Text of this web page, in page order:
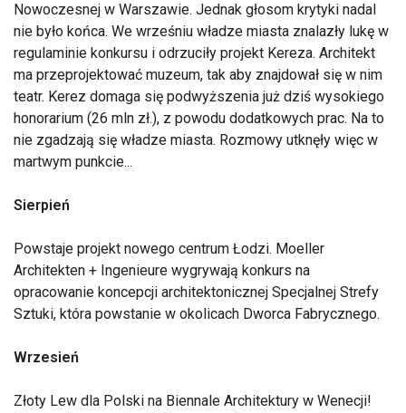
Nowoczesnej w Warszawie. Jednak głosom krytyki nadal
nie było końca. We wrześniu władze miasta znalazły lukę w
regulaminie konkursu i odrzuciły projekt Kereza. Architekt
ma przeprojektować muzeum, tak aby znajdował się w nim
teatr. Kerez domaga się podwyższenia już dziś wysokiego
honorarium (26 mln zł.), z powodu dodatkowych prac. Na to
nie zgadzają się władze miasta. Rozmowy utknęły więc w
martwym punkcie...
Sierpień
Powstaje projekt nowego centrum Łodzi. Moeller
Architekten + Ingenieure wygrywają konkurs na
opracowanie koncepcji architektonicznej Specjalnej Strefy
Sztuki, która powstanie w okolicach Dworca Fabrycznego.
Wrzesień
Złoty Lew dla Polski na Biennale Architektury w Wenecji!